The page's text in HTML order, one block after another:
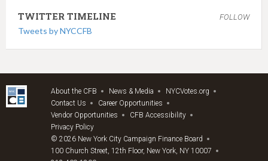
TWITTER TIMELINE FOLLOW
Tweets by NYCCFB
About the CFB News & Media
NYCVotes.org
Contact Us
Career Opportunities
Vendor Opportunities
CFB Accessibility
Privacy Policy
© 2026 New York City Campaign Finance Board
100 Church Street, 12th Floor, New York, NY 10007